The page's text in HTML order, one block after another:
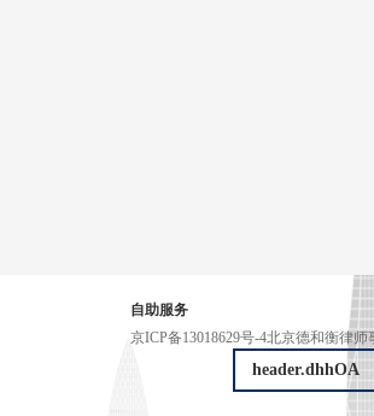
自助服务
京ICP备13018629号-4北京德和衡律师
header.dhhOA